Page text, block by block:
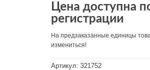
Цена доступна
регистрации
На предзаказанные единицы
измениться!
Артикул: 321752